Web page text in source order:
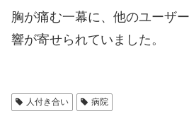
胸が痛む一幕に、他のユーザ
響が寄せられていました。
人付き合い 病院